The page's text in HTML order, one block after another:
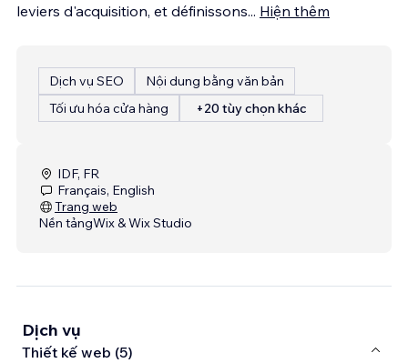
leviers d'acquisition, et définissons... Hiện thêm
Dịch vụ SEO
Nội dung bằng văn bản
Tối ưu hóa cửa hàng
+20 tùy chọn khác
IDF, FR
Français, English
Trang web
Nền tảngWix & Wix Studio
Dịch vụ
Thiết kế web (5)